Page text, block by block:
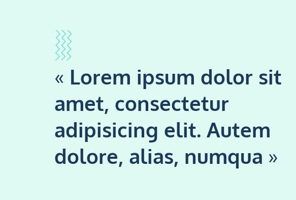
« Lorem ipsum dolor sit
amet, consectetur
adipisicing elit. Autem
dolore, alias, numqua »